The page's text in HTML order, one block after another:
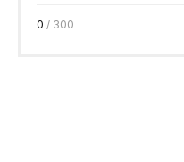
0 / 300